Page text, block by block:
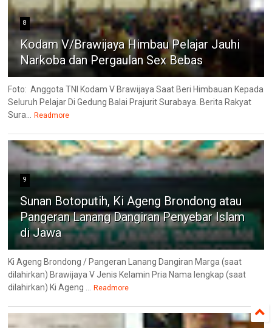
8
Kodam V/Brawijaya Himbau Pelajar Jauhi
Narkoba dan Pergaulan Sex Bebas
Foto: Anggota TNI Kodam V Brawijaya Saat Beri Himbauan Kepada
Seluruh Pelajar Di Gedung Balai Prajurit Surabaya. Berita Rakyat
Sura...
Readmore
9
Sunan Botoputih, Ki Ageng Brondong atau
Pangeran Lanang Dangiran Penyebar Islam
di Jawa
Ki Ageng Brondong / Pangeran Lanang Dangiran Marga (saat
dilahirkan) Brawijaya V Jenis Kelamin Pria Nama lengkap (saat
dilahirkan) Ki Ageng ...
Readmore